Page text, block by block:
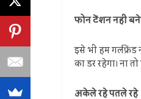
फोन टेंशन नहीं
इसे भी हम
का डर रहेगा। ना
अकेले रहे पतले रहे